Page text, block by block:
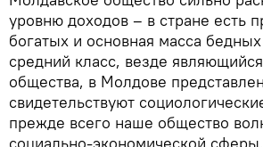
уровню доходов – в стране есть
богатых и основная масса
средний класс, везде
общества, в Молдове
свидетельствуют
прежде всего наше общество
социально-экономической сферы.